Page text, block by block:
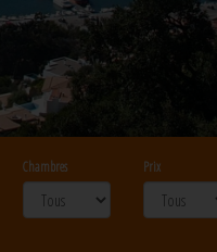
Chambres Prix